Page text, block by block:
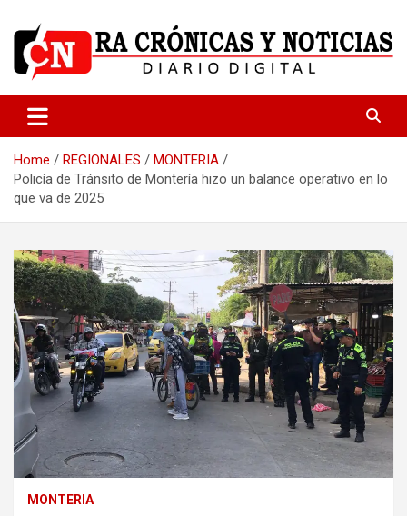
content
R.A Crónicas y Noticias
Home REGIONALES
MONTERIA
Policía de Tránsito de Montería hizo un balance operativo en lo
que va de 2025
MONTERIA